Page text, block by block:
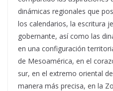
dinámicas regionales que
los calendarios, la escritura
gobernante, así como las
en una configuración
de Mesoamérica, en el
sur, en el extremo oriental
manera más precisa, en la